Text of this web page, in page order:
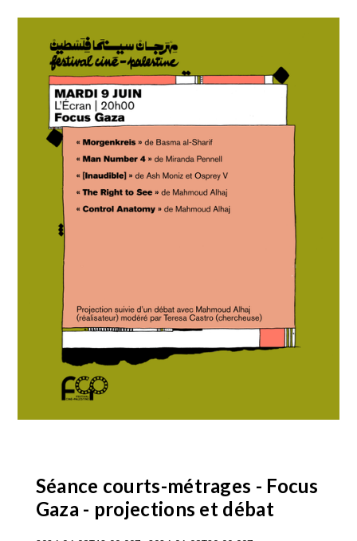
Séance courts-métrages - Focus
Gaza - projections et débat